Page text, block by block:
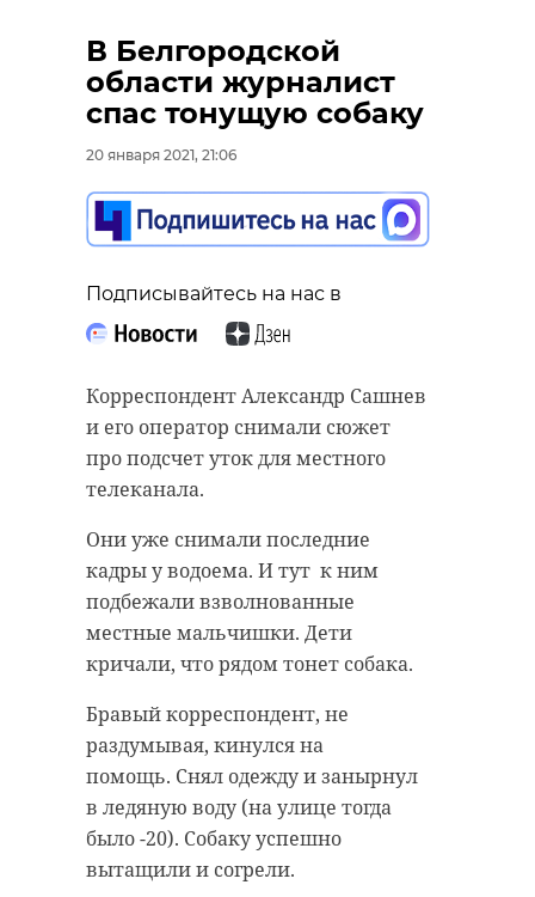
В Белгородской
области журналист
спас тонущую собаку
20 января 2021, 21:06
Подписывайтесь на нас в
Корреспондент Александр Сашнев
и его оператор снимали сюжет
про подсчет уток для местного
телеканала.
Они уже снимали последние
кадры у водоема. И тут к ним
подбежали взволнованные
местные мальчишки. Дети
кричали, что рядом тонет собака.
Бравый корреспондент, не
раздумывая, кинулся на
помощь. Снял одежду и занырнул
в ледяную воду (на улице тогда
было -20). Собаку успешно
вытащили и согрели.